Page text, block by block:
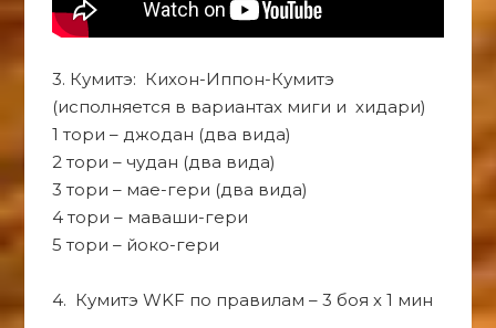
3. Кумитэ: Кихон-Иппон-Кумитэ
(исполняется в вариантах миги и хидари)
1 тори – джодан (два вида)
2 тори – чудан (два вида)
3 тори – мае-гери (два вида)
4 тори – маваши-гери
5 тори – йоко-гери
4. Кумитэ WKF по правилам – 3 боя х 1 мин